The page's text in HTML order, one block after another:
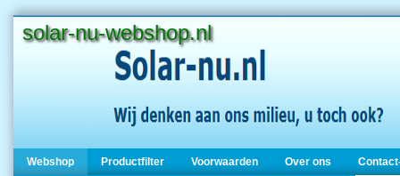
solar-nu-webshop.nl
Webshop Productfilter Voorwaarden Over ons